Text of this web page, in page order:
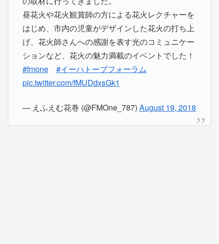
昼花火や花火観賞師の方による花火レクチャーを
はじめ、市内の児童がデザインした花火の打ち上
げ、花火師さんへの感謝を表す光のコミュニケー
ションなど、花火の魅力満載のイベントでした！
#fmone
#イーハトーブフォーラム
pic.twitter.com/fMUDdxsGk1
— えふえむ花巻 (@FMOne_787) August 19, 2018